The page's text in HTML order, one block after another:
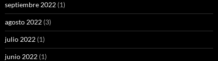
septiembre 2022 (1)
agosto 2022 (3)
julio 2022 (1)
junio 2022 (1)